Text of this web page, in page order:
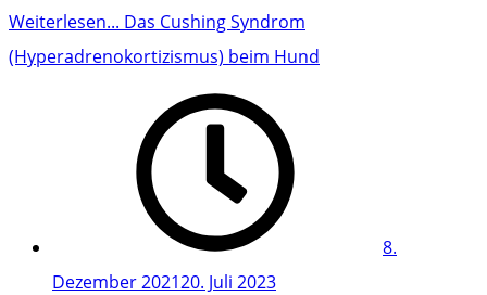
Weiterlesen... Das Cushing Syndrom
(Hyperadrenokortizismus) beim Hund
8.
Dezember 202120. Juli 2023